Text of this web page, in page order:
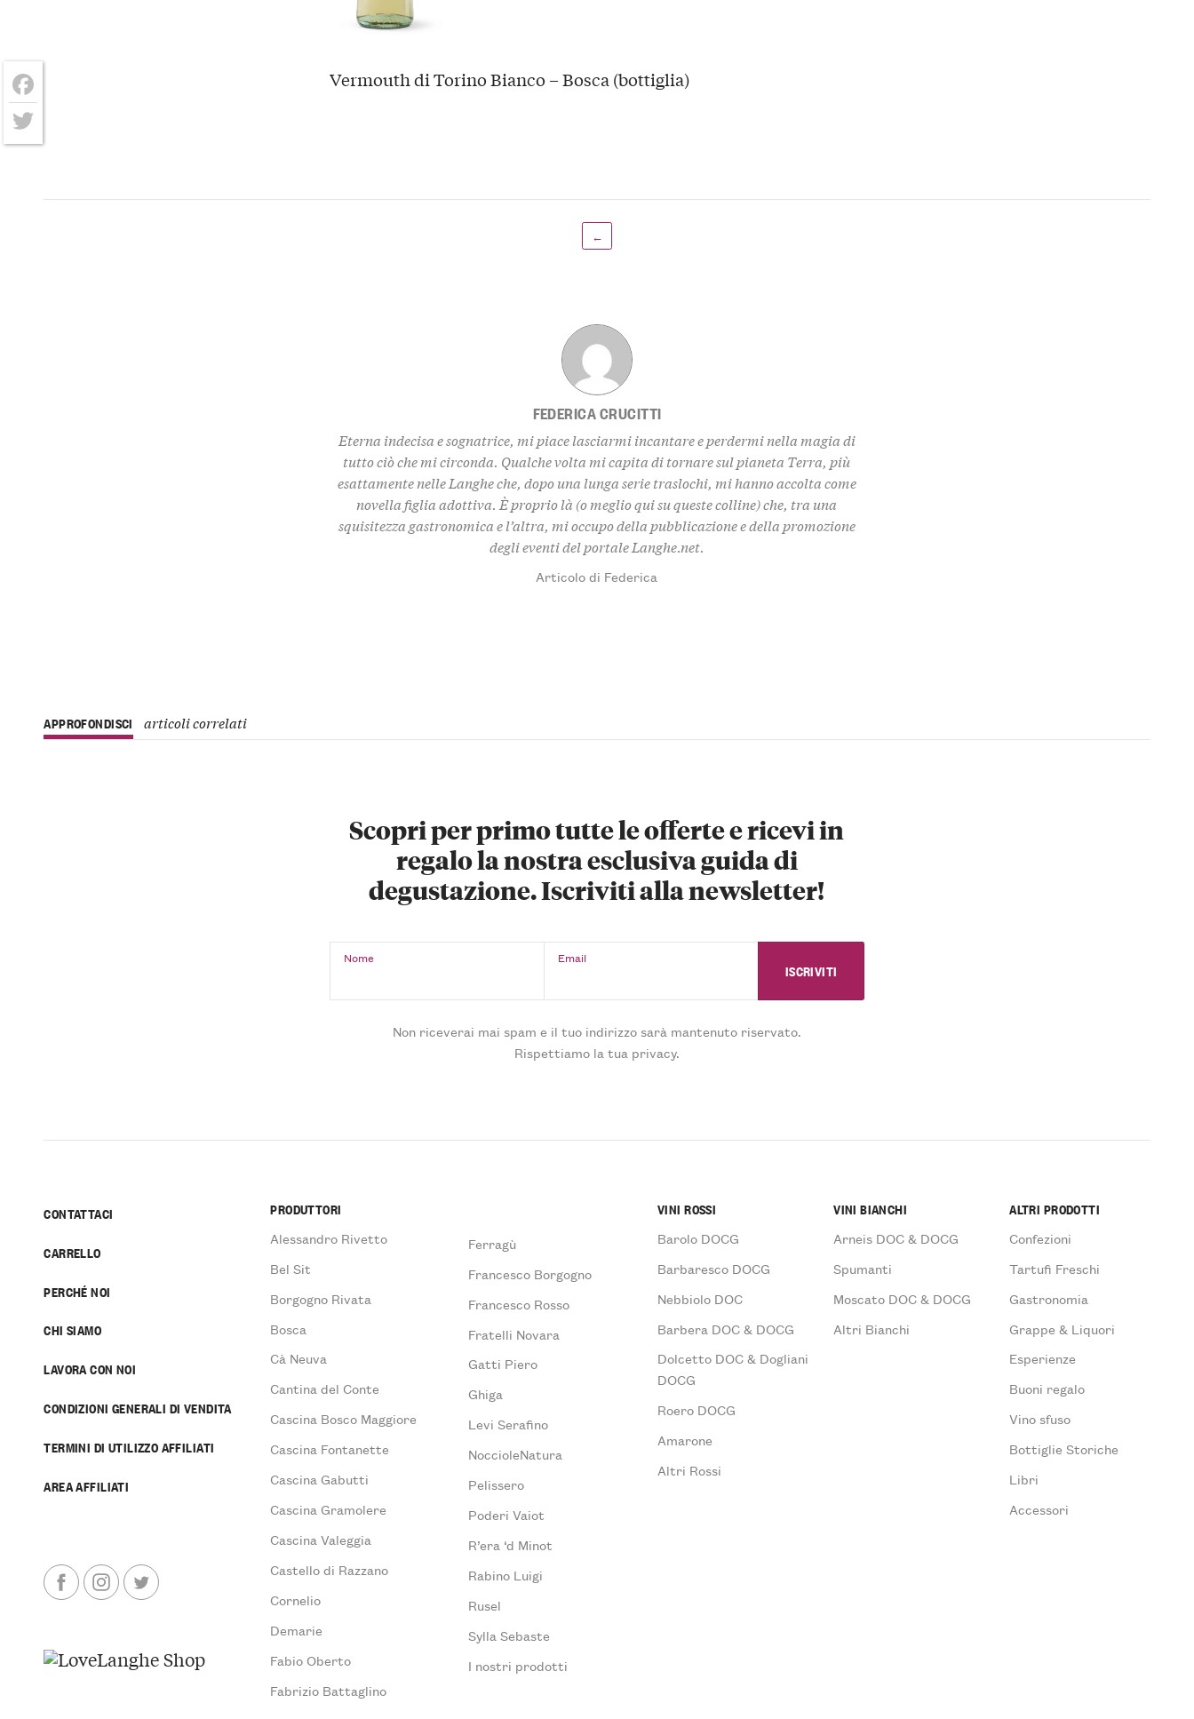
Vermouth di Torino Bianco – Bosca (bottiglia)
←
FEDERICA CRUCITTI
Eterna indecisa e sognatrice, mi piace lasciarmi incantare e perdermi nella magia di
tutto ciò che mi circonda. Qualche volta mi capita di tornare sul pianeta Terra, più
esattamente nelle Langhe che, dopo una lunga serie traslochi, mi hanno accolta come
novella figlia adottiva. È proprio là (o meglio qui su queste colline) che, tra una
squisitezza gastronomica e l’altra, mi occupo della pubblicazione e della promozione
degli eventi del portale Langhe.net.
Articolo di Federica
APPROFONDISCI articoli correlati
Scopri per primo tutte le offerte e ricevi in
regalo la nostra esclusiva guida di
degustazione. Iscriviti alla newsletter!
Nome Email
Non riceverai mai spam e il tuo indirizzo sarà mantenuto riservato.
Rispettiamo la tua privacy.
CONTATTACI
CARRELLO
PERCHÉ NOI
CHI SIAMO
LAVORA CON NOI
CONDIZIONI GENERALI DI VENDITA
TERMINI DI UTILIZZO AFFILIATI
AREA AFFILIATI
PRODUTTORI
Alessandro Rivetto
Bel Sit
Borgogno Rivata
Bosca
Cà Neuva
Cantina del Conte
Cascina Bosco Maggiore
Cascina Fontanette
Cascina Gabutti
Cascina Gramolere
Cascina Valeggia
Castello di Razzano
Cornelio
Demarie
Fabio Oberto
Fabrizio Battaglino
Ferragù
Francesco Borgogno
Francesco Rosso
Fratelli Novara
Gatti Piero
Ghiga
Levi Serafino
NoccioleNatura
Pelissero
Poderi Vaiot
R’era ‘d Minot
Rabino Luigi
Rusel
Sylla Sebaste
I nostri prodotti
VINI ROSSI
Barolo DOCG
Barbaresco DOCG
Nebbiolo DOC
Barbera DOC & DOCG
Dolcetto DOC & Dogliani
DOCG
Roero DOCG
Amarone
Altri Rossi
VINI BIANCHI
Arneis DOC & DOCG
Spumanti
Moscato DOC & DOCG
Altri Bianchi
ALTRI PRODOTTI
Confezioni
Tartufi Freschi
Gastronomia
Grappe & Liquori
Esperienze
Buoni regalo
Vino sfuso
Bottiglie Storiche
Libri
Accessori
Facebook
Twitter